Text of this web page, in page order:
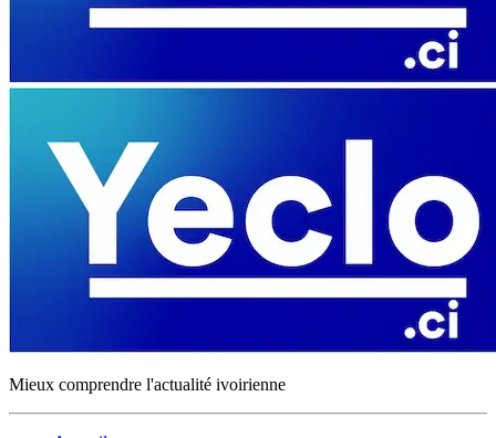
Mieux comprendre l'actualité ivoirienne